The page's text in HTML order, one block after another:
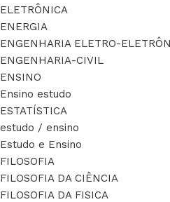
ELETRÔNICA
ENERGIA
ENGENHARIA ELETRO-
ENGENHARIA-CIVIL
ENSINO
Ensino estudo
ESTATÍSTICA
estudo / ensino
Estudo e Ensino
FILOSOFIA
FILOSOFIA DA CIÊNCIA
FILOSOFIA DA FISICA